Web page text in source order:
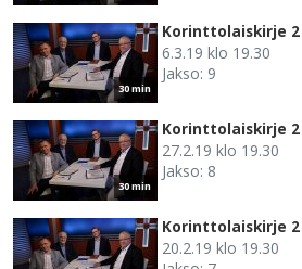
30 min
Korinttolaiskirje 2
6.3.19 klo 19.30
Jakso: 9
30 min
Korinttolaiskirje 2
27.2.19 klo 19.30
Jakso: 8
Korinttolaiskirje 2
20.2.19 klo 19.30